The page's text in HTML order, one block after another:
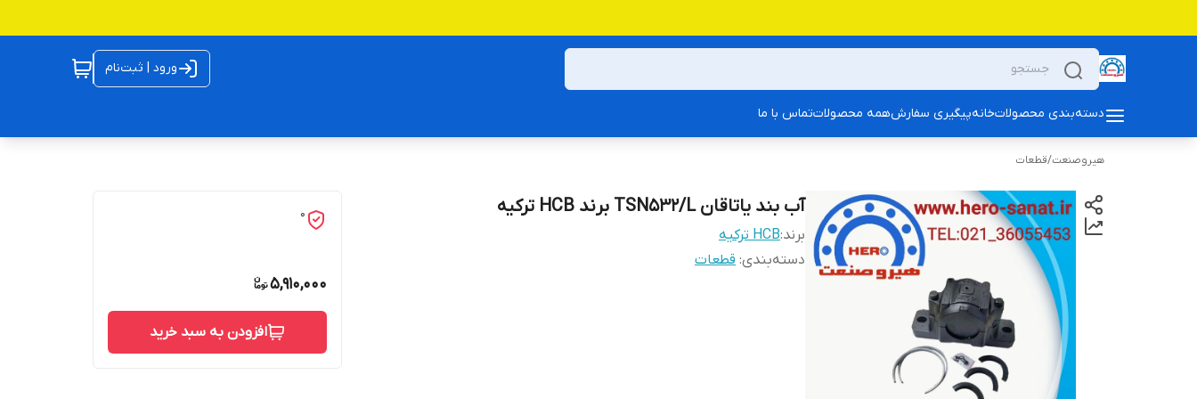
ورود | ثبت‌نام
دسته‌بندی محصولاتخانهپیگیری سفارشهمه محصولاتتماس با ما
هیروصنعت/قطعات
آب بند یاتاقان TSN532/L برند HCB ترکیه
برند:HCB ترکیه
دسته‌بندی: قطعات
0
5,910,000
افزودن به سبد خرید